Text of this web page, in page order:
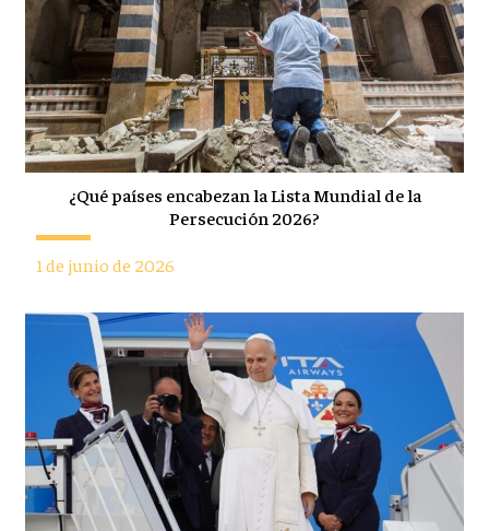
¿Qué países encabezan la Lista Mundial de la
Persecución 2026?
1 de junio de 2026